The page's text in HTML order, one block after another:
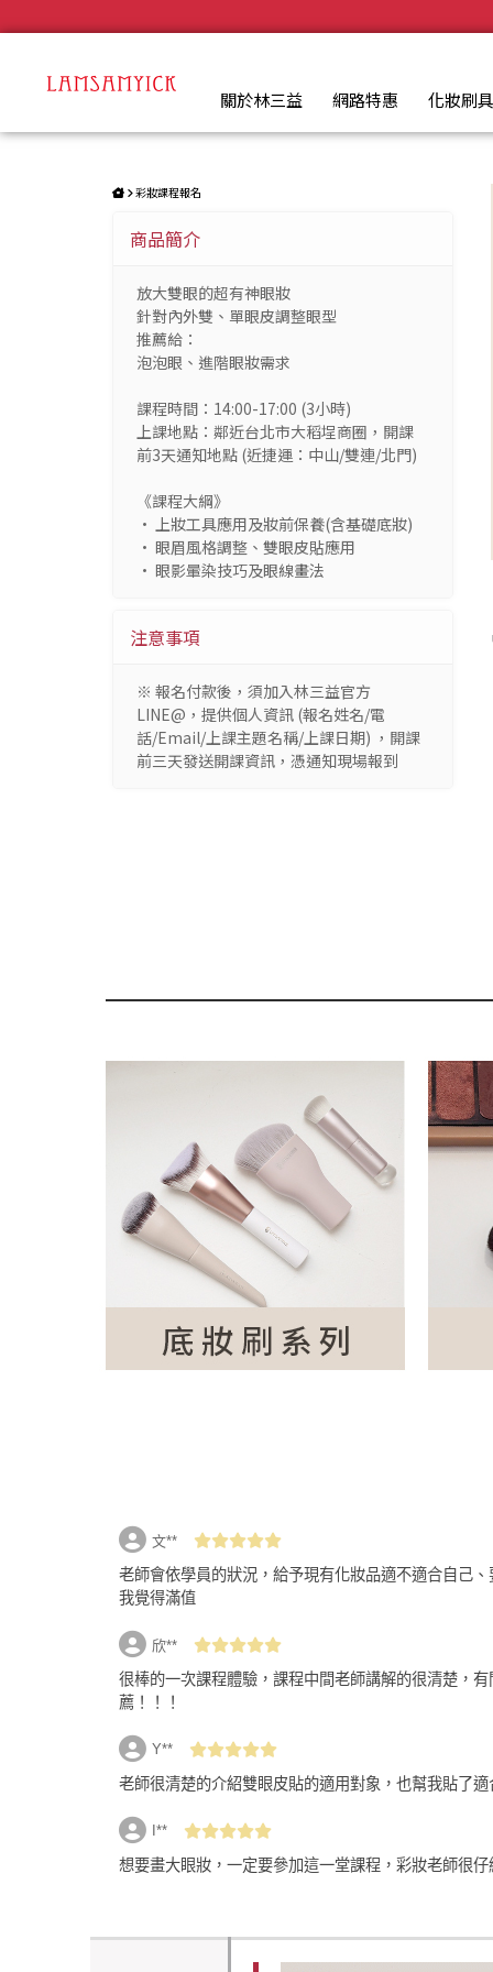
關於林三益 網路特惠 化妝刷具
彩妝課程報名
商品簡介
放大雙眼的超有神眼妝
針對內外雙、單眼皮調整眼型
推薦給：
泡泡眼、進階眼妝需求
課程時間：14:00-17:00 (3小時)
上課地點：鄰近台北市大稻埕商圈，開課
前3天通知地點 (近捷運：中山/雙連/北門)
《課程大綱》
• 上妝工具應用及妝前保養(含基礎底妝)
• 眼眉風格調整、雙眼皮貼應用
• 眼影暈染技巧及眼線畫法
注意事項
※ 報名付款後，須加入林三益官方
LINE@，提供個人資訊 (報名姓名/電
話/Email/上課主題名稱/上課日期) ，開課
前三天發送開課資訊，憑通知現場報到
文**
老師會依學員的狀況，給予現有化妝品適不適合自己
我覺得滿值
欣**
很棒的一次課程體驗，課程中間老師講解的很清楚，
薦！！！
Y**
老師很清楚的介紹雙眼皮貼的適用對象，也幫我貼了
I**
想要畫大眼妝，一定要參加這一堂課程，彩妝老師很